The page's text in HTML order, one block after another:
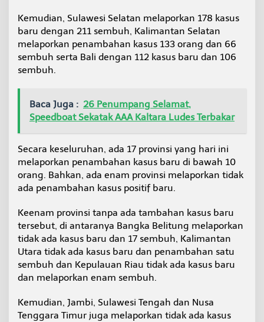
Kemudian, Sulawesi Selatan melaporkan 178 kasus
baru dengan 211 sembuh, Kalimantan Selatan
melaporkan penambahan kasus 133 orang dan 66
sembuh serta Bali dengan 112 kasus baru dan 106
sembuh.
Baca Juga : 26 Penumpang Selamat,
Speedboat Sekatak AAA Kaltara Ludes Terbakar
Secara keseluruhan, ada 17 provinsi yang hari ini
melaporkan penambahan kasus baru di bawah 10
orang. Bahkan, ada enam provinsi melaporkan tidak
ada penambahan kasus positif baru.
Keenam provinsi tanpa ada tambahan kasus baru
tersebut, di antaranya Bangka Belitung melaporkan
tidak ada kasus baru dan 17 sembuh, Kalimantan
Utara tidak ada kasus baru dan penambahan satu
sembuh dan Kepulauan Riau tidak ada kasus baru
dan melaporkan enam sembuh.
Kemudian, Jambi, Sulawesi Tengah dan Nusa
Tenggara Timur juga melaporkan tidak ada kasus